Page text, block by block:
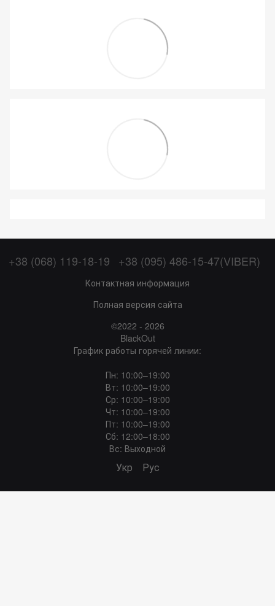
+38 (068) 119-18-19 +38 (095) 486-15-47(VIBER)
Контактная информация
Полная версия сайта
©2022 - 2026
BlackOut
График работы горячей линии:
Пн: 10:00–19:00
Вт: 10:00–19:00
Ср: 10:00–19:00
Чт: 10:00–19:00
Пт: 10:00–19:00
Сб: 12:00–18:00
Вс: Выходной
Укр Рус